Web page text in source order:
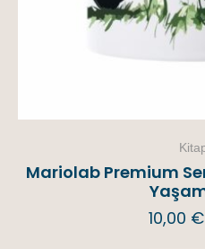
Mariolab Premium
10,00 €